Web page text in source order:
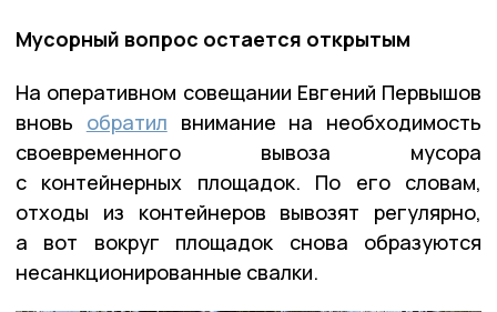
Мусорный вопрос остается открытым
На оперативном совещании Евгений Первышов
вновь обратил внимание на необходимость
своевременного вывоза мусора
с контейнерных площадок. По его словам,
отходы из контейнеров вывозят регулярно,
а вот вокруг площадок снова образуются
несанкционированные свалки.